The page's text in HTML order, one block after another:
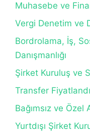
Muhasebe ve
Vergi Denetim ve
Bordrolama, İş,
Danışmanlığı
Şirket Kuruluş ve
Transfer
Bağımsız ve
Yurtdışı Şirket